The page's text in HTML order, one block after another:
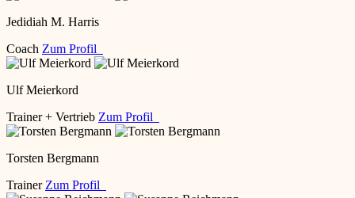
Jedidiah M. Harris
Coach Zum Profil
Ulf Meierkord
Trainer + Vertrieb Zum Profil
Torsten Bergmann
Trainer Zum Profil